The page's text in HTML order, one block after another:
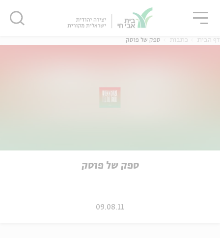
דף הבית כתבות ספק של פוסק
ספק של פוסק
09.08.11
סגור סגור